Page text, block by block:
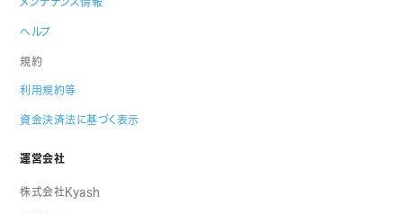
ヘルプ
規約
利用規約等
資金決済法に基づく表示
運営会社
株式会社Kyash